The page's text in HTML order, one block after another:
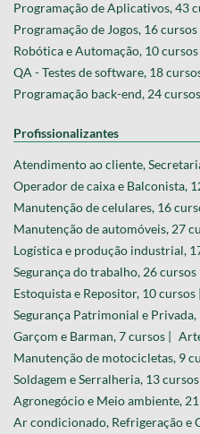
Programação de Aplicativos, 43
Programação de Jogos, 16 cursos
Robótica e Automação, 10 cursos
QA - Testes de software, 18
Programação back-end, 24
Profissionalizantes
Atendimento ao cliente,
Operador de caixa e Balconista,
Manutenção de celulares, 16
Manutenção de automóveis, 27
Logística e produção industrial,
Segurança do trabalho, 26 cursos
Estoquista e Repositor, 10 cursos |
Segurança Patrimonial e Privada,
Garçom e Barman, 7 cursos |
Manutenção de motocicletas, 9
Soldagem e Serralheria, 13
Agronegócio e Meio ambiente,
Ar condicionado, Refrigeração e